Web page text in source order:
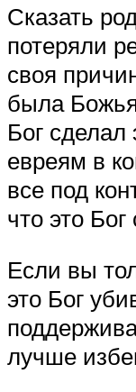
Сказать
потеряли
своя
была Божья
Бог сделал
евреям в
все под
что это
Если вы
это Бог
лучше